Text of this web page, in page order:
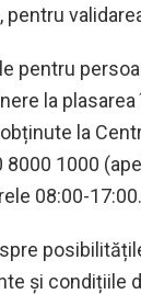
pentru
pentru
la plasarea
la
8000 1000
08:00-17:00.
și condițiile